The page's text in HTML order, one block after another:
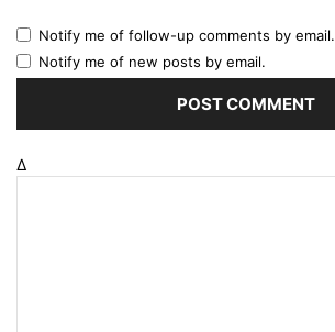
Notify me of follow-up comments by email.
Notify me of new posts by email.
Δ